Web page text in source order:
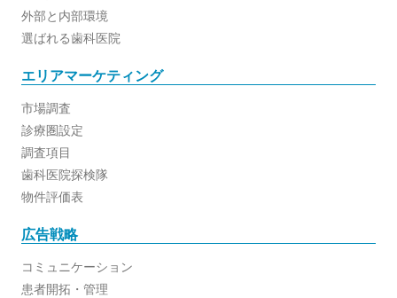
外部と内部環境
選ばれる歯科医院
エリアマーケティング
市場調査
診療圏設定
調査項目
歯科医院探検隊
物件評価表
広告戦略
コミュニケーション
患者開拓・管理